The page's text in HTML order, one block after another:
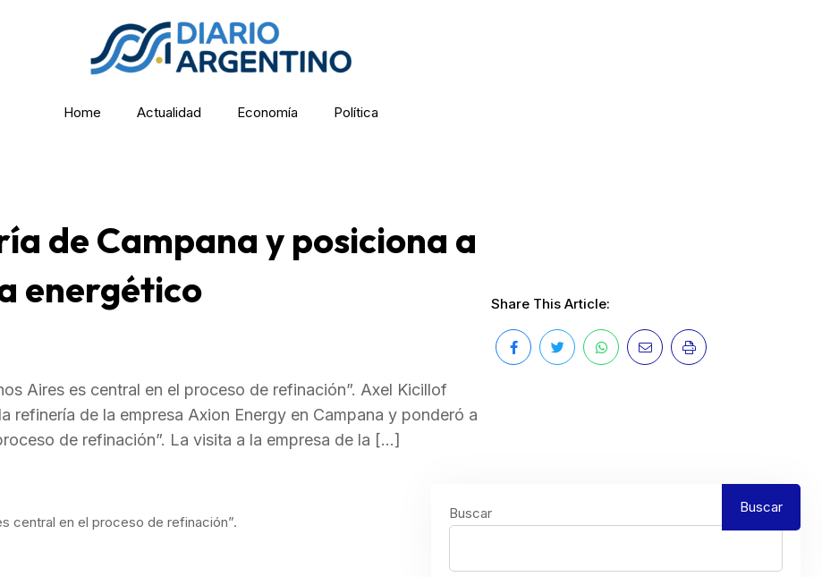
Home Actualidad Economía Política
de Campana y posiciona a
energético
Aires es central en el proceso de refinación”. Axel Kicillof
refinería de la empresa Axion Energy en Campana y ponderó a
de refinación”. La visita a la empresa de la […]
Share This Article:
central en el proceso de refinación”.
Buscar Buscar